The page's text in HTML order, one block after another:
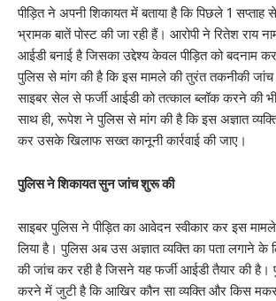
​पीड़ित ने अपनी शिकायत में बताया है कि पिछले 1
भ्रामक बातें पोस्ट की जा रही हैं। आरोपी ने रितेश राय
आईडी बनाई है जिसका उद्देश्य केवल पीड़ित को बदनाम
पुलिस से मांग की है कि इस मामले की तुरंत तकनीकी जांच
साइबर सेल से फर्जी आईडी को तत्काल ब्लॉक करने की
साथ ही, रूपेश ने पुलिस से मांग की है कि इस अज्ञात
कर उसके खिलाफ सख्त कानूनी कार्रवाई की जाए।
पुलिस ने शिकायत सुन जांच शुरू की
​साइबर पुलिस ने पीड़ित का आवेदन स्वीकार कर इस
लिया है। पुलिस अब उस अज्ञात व्यक्ति का पता लगाने
की जांच कर रही है जिसने यह फर्जी आईडी तैयार की है।
करने में जुटी है कि आखिर कौन सा व्यक्ति और किस